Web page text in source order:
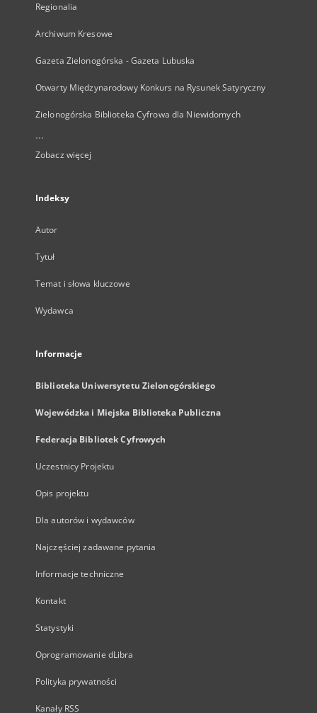
Regionalia
Archiwum Kresowe
Gazeta Zielonogórska - Gazeta Lubuska
Otwarty Międzynarodowy Konkurs na Rysunek Satyryczny
Zielonogórska Biblioteka Cyfrowa dla Niewidomych
...
Zobacz więcej
Indeksy
Autor
Tytuł
Temat i słowa kluczowe
Wydawca
Informacje
Biblioteka Uniwersytetu Zielonogórskiego
Wojewódzka i Miejska Biblioteka Publiczna
Federacja Bibliotek Cyfrowych
Uczestnicy Projektu
Opis projektu
Dla autorów i wydawców
Najczęściej zadawane pytania
Informacje techniczne
Kontakt
Statystyki
Oprogramowanie dLibra
Polityka prywatności
Kanały RSS